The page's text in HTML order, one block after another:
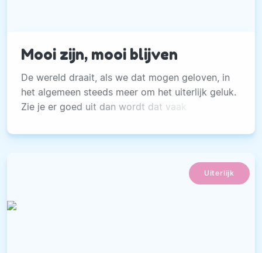
Mooi zijn, mooi blijven
De wereld draait, als we dat mogen geloven, in
het algemeen steeds meer om het uiterlijk geluk.
Zie je er goed uit dan wordt dat vaak
Uiterlijk